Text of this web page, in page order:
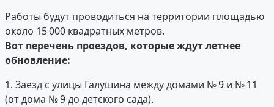
Работы будут проводиться на территории площадью
около 15 000 квадратных метров.
Вот перечень проездов, которые ждут летнее
обновление:
1. Заезд с улицы Галушина между домами № 9 и № 11
(от дома № 9 до детского сада).